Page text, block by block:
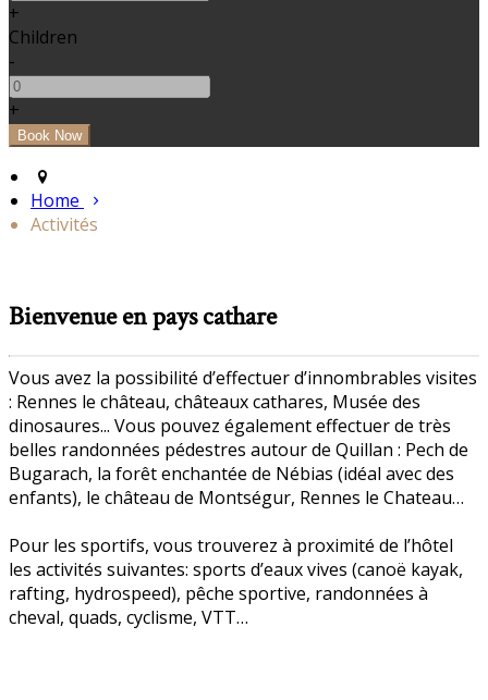
+
Children
-
+
Home
Activités
Bienvenue en pays cathare
Vous avez la possibilité d’effectuer d’innombrables visites
: Rennes le château, châteaux cathares, Musée des
dinosaures... Vous pouvez également effectuer de très
belles randonnées pédestres autour de Quillan : Pech de
Bugarach, la forêt enchantée de Nébias (idéal avec des
enfants), le château de Montségur, Rennes le Chateau…
Pour les sportifs, vous trouverez à proximité de l’hôtel
les activités suivantes: sports d’eaux vives (canoë kayak,
rafting, hydrospeed), pêche sportive, randonnées à
cheval, quads, cyclisme, VTT…